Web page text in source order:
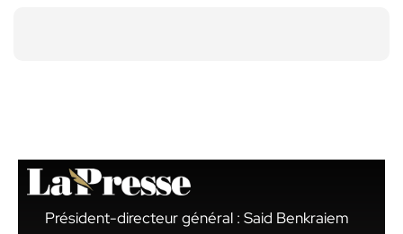
Président-directeur général : Said Benkraiem